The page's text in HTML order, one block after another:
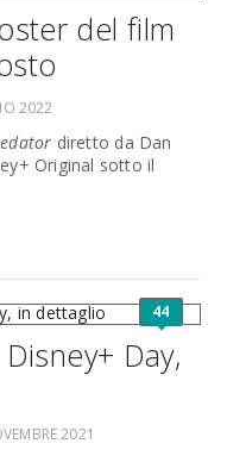
del film
2022
diretto da Dan
Original sotto il
44
Day,
2021